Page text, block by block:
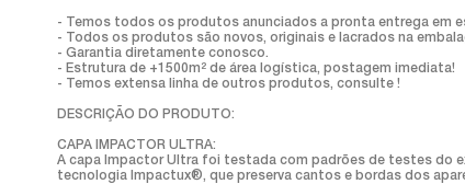
- Temos todos os produtos anunciados a pronta entrega em
- Todos os produtos são novos, originais e lacrados na
- Garantia diretamente conosco.
- Estrutura de +1500m² de área logística, postagem imediata!
- Temos extensa linha de outros produtos, consulte !
DESCRIÇÃO DO PRODUTO:
CAPA IMPACTOR ULTRA:
A capa Impactor Ultra foi testada com padrões de testes do
tecnologia Impactux®, que preserva cantos e bordas dos